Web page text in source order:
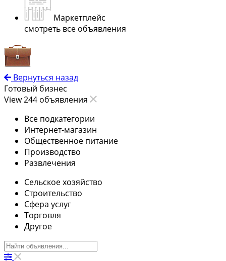
Маркетплейс
смотреть все объявления
Вернуться назад
Готовый бизнес
View 244 объявления
Все подкатегории
Интернет-магазин
Общественное питание
Производство
Развлечения
Сельское хозяйство
Строительство
Сфера услуг
Торговля
Другое